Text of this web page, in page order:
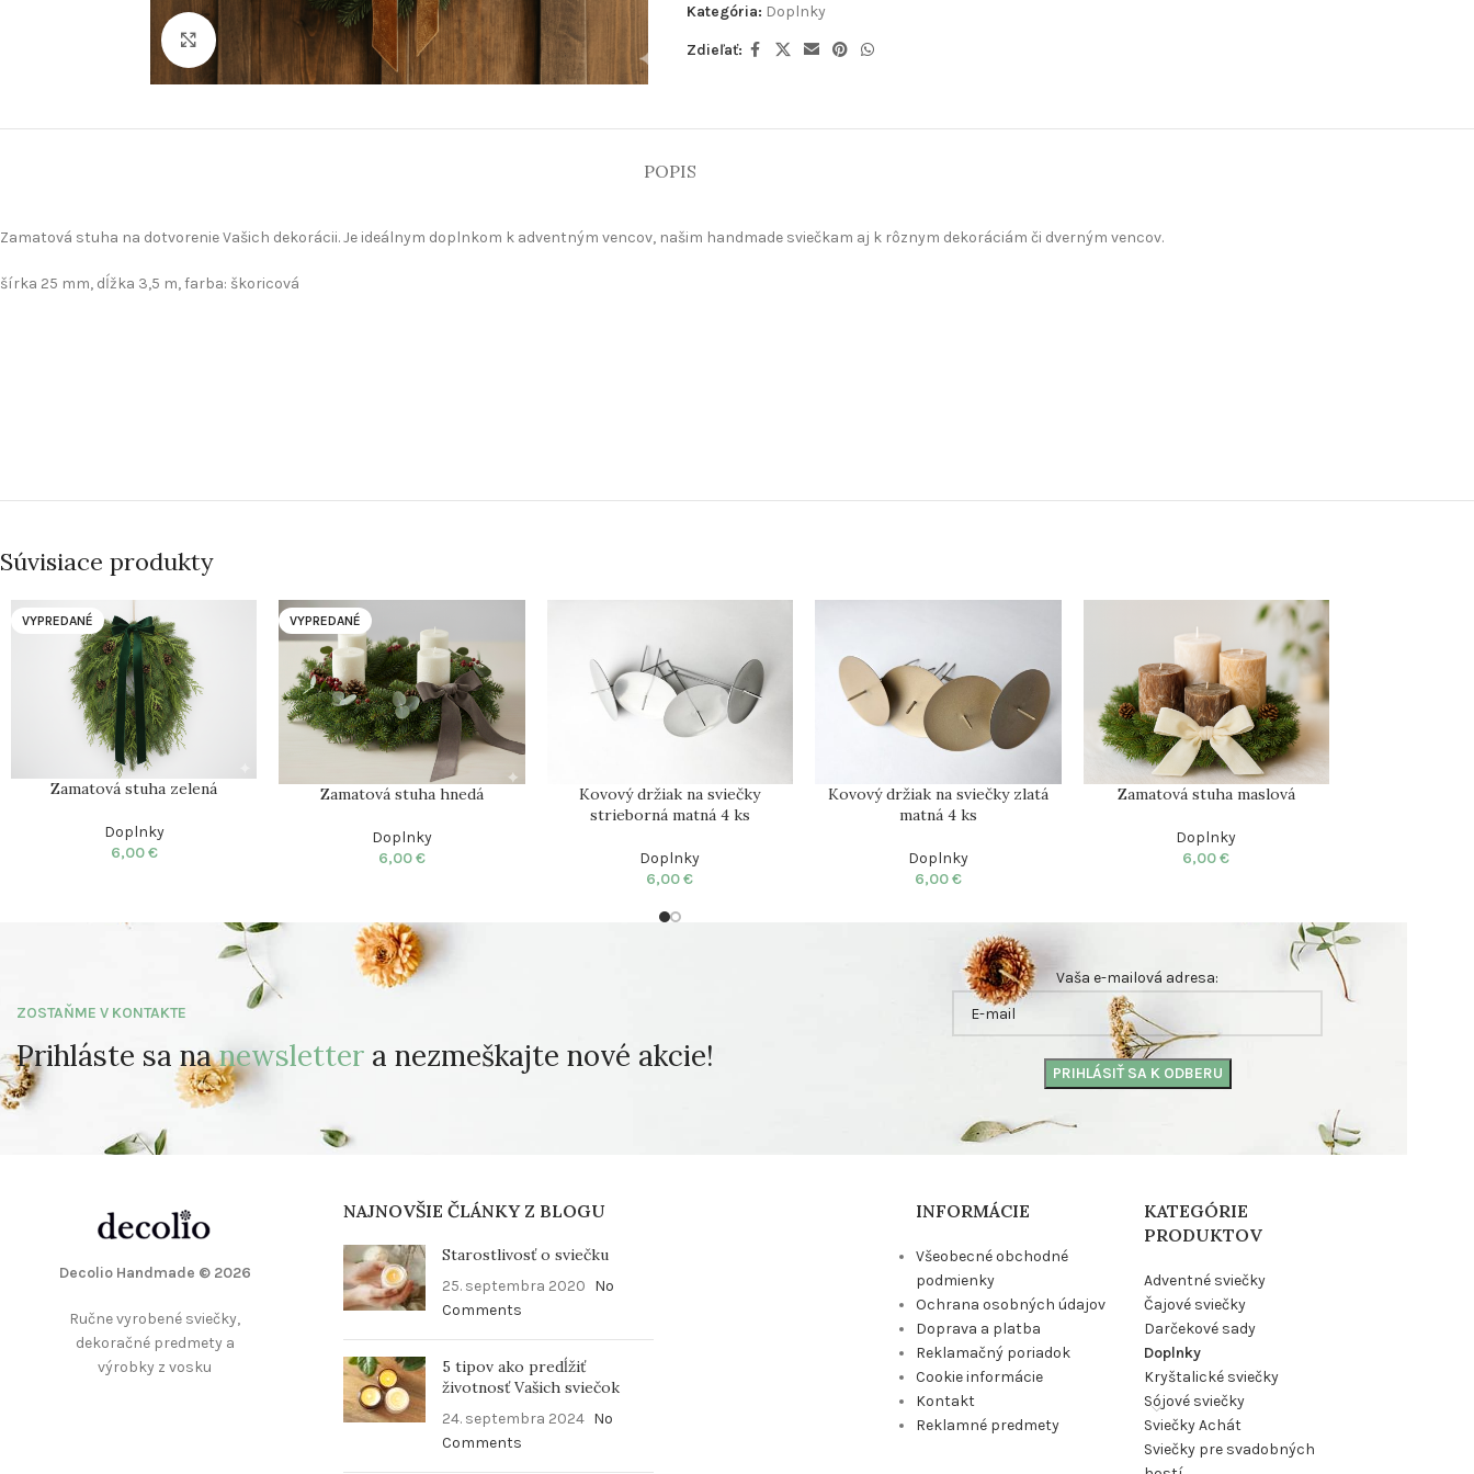
Klikni pre zväčšenie
Kategória: Doplnky
Zdieľať:
POPIS
Zamatová stuha na dotvorenie Vašich dekorácii. Je ideálnym doplnkom k adventným vencov, našim handmade sviečkam aj k rôznym dekoráciám či dverným vencov.
šírka 25 mm, dĺžka 3,5 m, farba: škoricová
Súvisiace produkty
VYPREDANÉ
Zamatová stuha zelená
Doplnky
6,00€
VYPREDANÉ
Zamatová stuha hnedá
Doplnky
6,00€
Kovový držiak na sviečky
strieborná matná 4 ks
Doplnky
6,00€
Kovový držiak na sviečky zlatá
matná 4 ks
Doplnky
6,00€
Zamatová stuha maslová
Doplnky
6,00€
ZOSTAŇME V KONTAKTE
Prihláste sa nanewsletter a nezmeškajte nové akcie!
Vaša e-mailová adresa:
Decolio Handmade © 2026
Ručne vyrobené sviečky,
dekoračné predmety a
výrobky z vosku
NAJNOVŠIE ČLÁNKY Z BLOGU
Starostlivosť o sviečku
25. septembra 2020 No
Comments
5 tipov ako predĺžiť
životnosť Vašich sviečok
24. septembra 2024 No
Comments
INFORMÁCIE
Všeobecné obchodné
podmienky
Ochrana osobných údajov
Doprava a platba
Reklamačný poriadok
Cookie informácie
Kontakt
Reklamné predmety
KATEGÓRIE
PRODUKTOV
Adventné sviečky
Čajové sviečky
Darčekové sady
Doplnky
Kryštalické sviečky
Sójové sviečky
Sviečky Achát
Sviečky pre svadobných